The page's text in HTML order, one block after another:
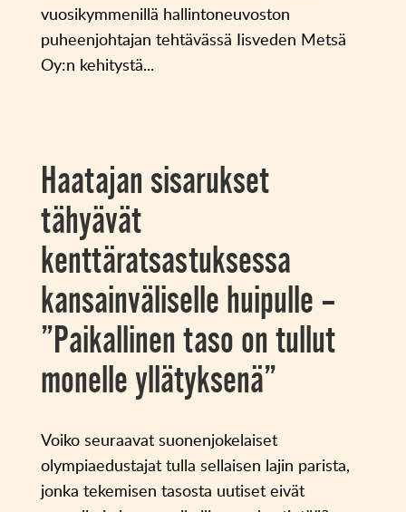
vuosikymmenillä hallintoneuvoston
puheenjohtajan tehtävässä Iisveden Metsä
Oy:n kehitystä...
Haatajan sisarukset
tähyävät
kenttäratsastuksessa
kansainväliselle huipulle –
”Paikallinen taso on tullut
monelle yllätyksenä”
Voiko seuraavat suonenjokelaiset
olympiaedustajat tulla sellaisen lajin parista,
jonka tekemisen tasosta uutiset eivät